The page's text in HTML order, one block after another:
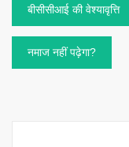
Post
navigation
बीसीसीआई की वेश्यावृत्ति
नमाज नहीं पढ़ेगा?